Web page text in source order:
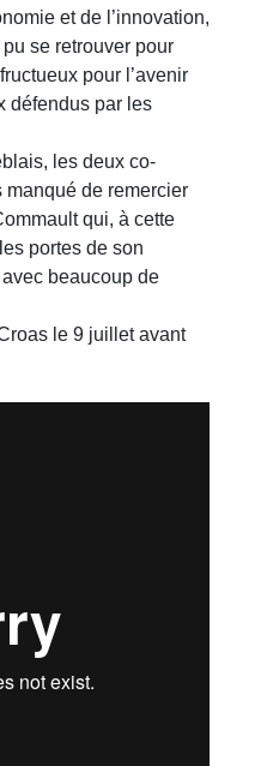
et de l’innovation,
se retrouver pour
pour l’avenir
défendus par les
les deux co-
manqué de remercier
qui, à cette
portes de son
beaucoup de
le 9 juillet avant